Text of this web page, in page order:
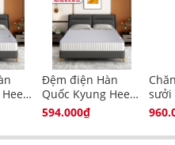
Đệm điện Hàn
Quốc Kyung Hee
dạ nỉ màu ghi
594.000₫
sưởi